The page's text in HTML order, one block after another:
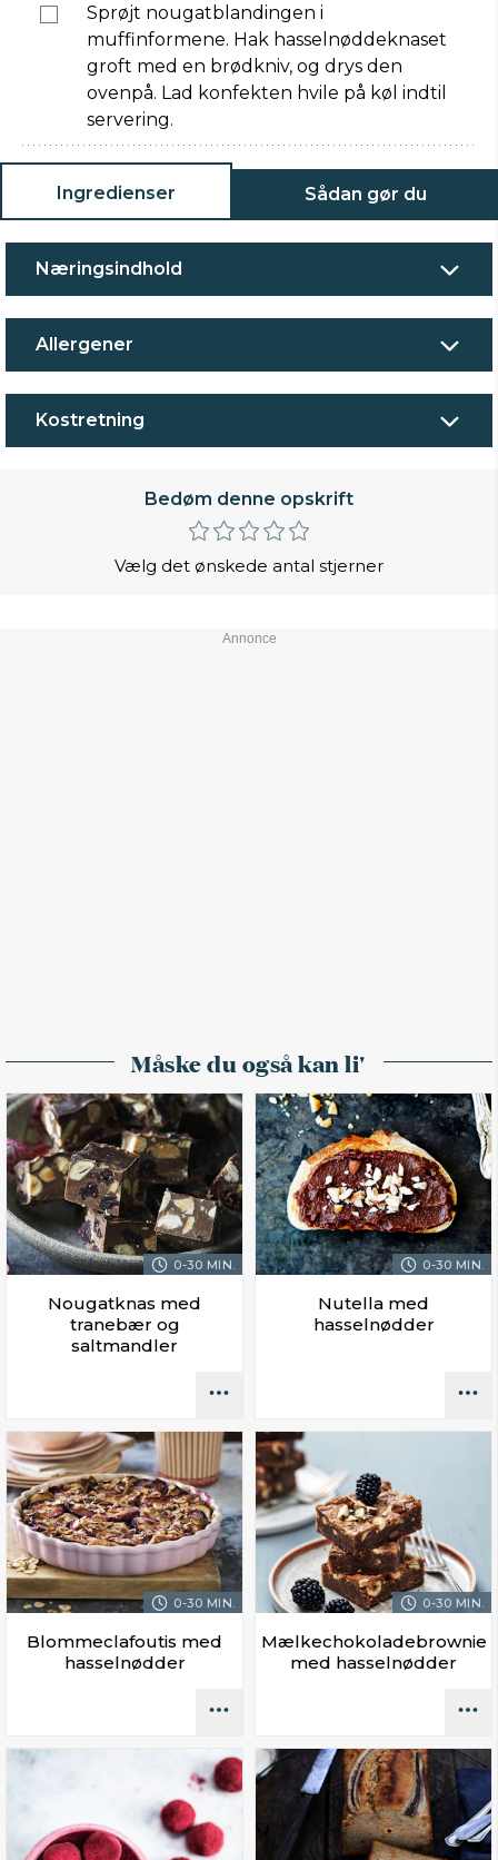
Sprøjt nougatblandingen i
muffinformene. Hak hasselnøddeknaset
groft med en brødkniv, og drys den
ovenpå. Lad konfekten hvile på køl indtil
servering.
Ingredienser Sådan gør du
Næringsindhold
Allergener
Kostretning
Bedøm denne opskrift
Vælg det ønskede antal stjerner
Måske du også kan li'
0-30 MIN.
Nougatknas med
tranebær og
saltmandler
0-30 MIN.
Nutella med
hasselnødder
0-30 MIN.
Blommeclafoutis med
hasselnødder
0-30 MIN.
Mælkechokoladebrownie
med hasselnødder